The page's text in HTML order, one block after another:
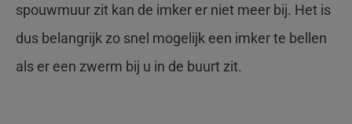
spouwmuur zit kan de imker er niet meer bij. Het is
dus belangrijk zo snel mogelijk een imker te bellen
als er een zwerm bij u in de buurt zit.